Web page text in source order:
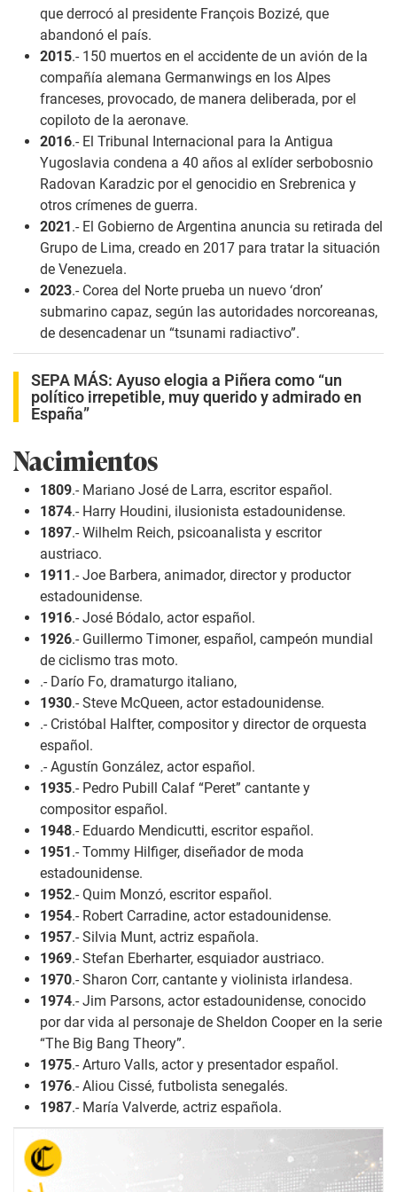
que derrocó al presidente François Bozizé, que
abandonó el país.
2015.- 150 muertos en el accidente de un avión de la
compañía alemana Germanwings en los Alpes
franceses, provocado, de manera deliberada, por el
copiloto de la aeronave.
2016.- El Tribunal Internacional para la Antigua
Yugoslavia condena a 40 años al exlíder serbobosnio
Radovan Karadzic por el genocidio en Srebrenica y
otros crímenes de guerra.
2021.- El Gobierno de Argentina anuncia su retirada del
Grupo de Lima, creado en 2017 para tratar la situación
de Venezuela.
2023.- Corea del Norte prueba un nuevo ‘dron’
submarino capaz, según las autoridades norcoreanas,
de desencadenar un “tsunami radiactivo”.
SEPA MÁS: Ayuso elogia a Piñera como “un
político irrepetible, muy querido y admirado en
España”
Nacimientos
1809.- Mariano José de Larra, escritor español.
1874.- Harry Houdini, ilusionista estadounidense.
1897.- Wilhelm Reich, psicoanalista y escritor
austriaco.
1911.- Joe Barbera, animador, director y productor
estadounidense.
1916.- José Bódalo, actor español.
1926.- Guillermo Timoner, español, campeón mundial
de ciclismo tras moto.
.- Darío Fo, dramaturgo italiano,
1930.- Steve McQueen, actor estadounidense.
.- Cristóbal Halfter, compositor y director de orquesta
español.
.- Agustín González, actor español.
1935.- Pedro Pubill Calaf “Peret” cantante y
compositor español.
1948.- Eduardo Mendicutti, escritor español.
1951.- Tommy Hilfiger, diseñador de moda
estadounidense.
1952.- Quim Monzó, escritor español.
1954.- Robert Carradine, actor estadounidense.
1957.- Silvia Munt, actriz española.
1969.- Stefan Eberharter, esquiador austriaco.
1970.- Sharon Corr, cantante y violinista irlandesa.
1974.- Jim Parsons, actor estadounidense, conocido
por dar vida al personaje de Sheldon Cooper en la serie
“The Big Bang Theory”.
1975.- Arturo Valls, actor y presentador español.
1976.- Aliou Cissé, futbolista senegalés.
1987.- María Valverde, actriz española.